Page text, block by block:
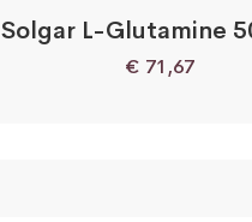
Solgar L-Glutamine
€ 71,67